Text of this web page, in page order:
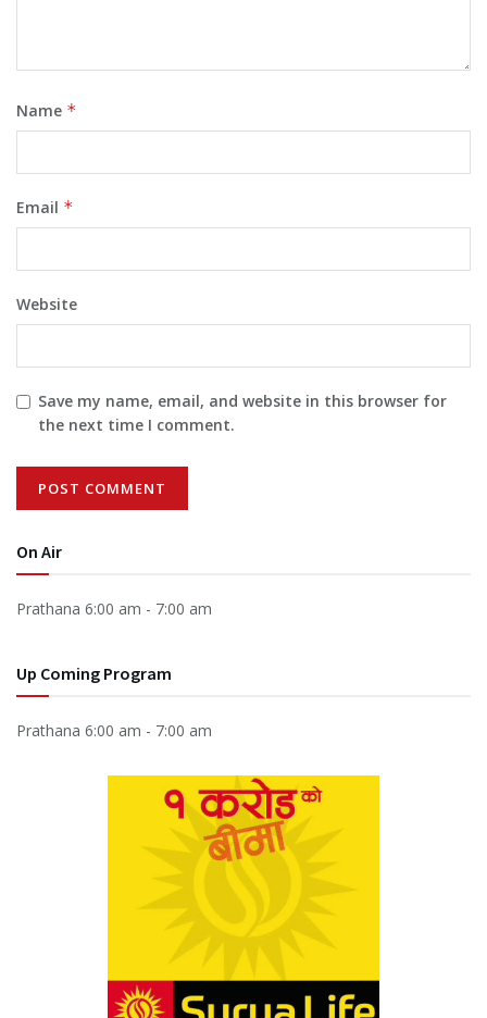
Name *
Email *
Website
Save my name, email, and website in this browser for
the next time I comment.
On Air
Prathana 6:00 am - 7:00 am
Up Coming Program
Prathana 6:00 am - 7:00 am